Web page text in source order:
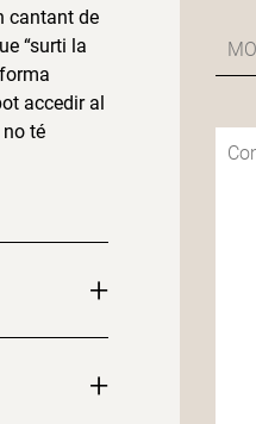
cantant de
“surti la
accedir al
té
+
+